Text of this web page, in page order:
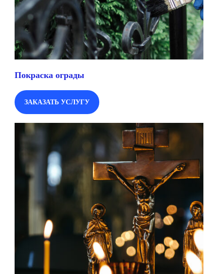
Покраска ограды
ЗАКАЗАТЬ УСЛУГУ